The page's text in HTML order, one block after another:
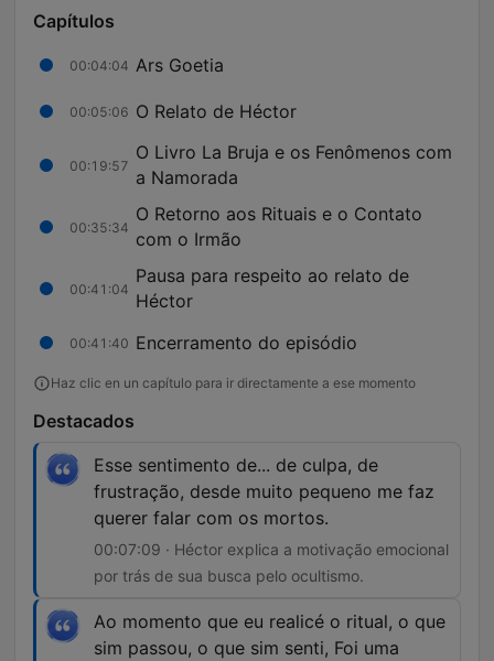
Capítulos
00:04:04 Ars Goetia
00:05:06 O Relato de Héctor
00:19:57
O Livro La Bruja e os Fenômenos com
a Namorada
00:35:34
O Retorno aos Rituais e o Contato
com o Irmão
00:41:04
Pausa para respeito ao relato de
Héctor
00:41:40 Encerramento do episódio
Haz clic en un capítulo para ir directamente a ese momento
Destacados
Esse sentimento de... de culpa, de
frustração, desde muito pequeno me faz
querer falar com os mortos.
00:07:09 · Héctor explica a motivação emocional
por trás de sua busca pelo ocultismo.
Ao momento que eu realicé o ritual, o que
sim passou, o que sim senti, Foi uma